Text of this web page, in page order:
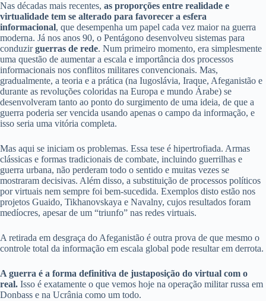
Nas décadas mais recentes, as proporções entre realidade e
virtualidade tem se alterado para favorecer a esfera
informacional, que desempenha um papel cada vez maior na guerra
moderna. Já nos anos 90, o Pentágono desenvolveu sistemas para
conduzirguerras de rede. Num primeiro momento, era simplesmente
uma questão de aumentar a escala e importância dos processos
informacionais nos conflitos militares convencionais. Mas,
gradualmente, a teoria e a prática (na Iugoslávia, Iraque, Afeganistão e
durante as revoluções coloridas na Europa e mundo Árabe) se
desenvolveram tanto ao ponto do surgimento de uma ideia, de que a
guerra poderia ser vencida usando apenas o campo da informação, e
isso seria uma vitória completa.
Mas aqui se iniciam os problemas. Essa tese é hipertrofiada. Armas
clássicas e formas tradicionais de combate, incluindo guerrilhas e
guerra urbana, não perderam todo o sentido e muitas vezes se
mostraram decisivas. Além disso, a substituição de processos políticos
por virtuais nem sempre foi bem-sucedida. Exemplos disto estão nos
projetos Guaido, Tikhanovskaya e Navalny, cujos resultados foram
medíocres, apesar de um “triunfo” nas redes virtuais.
A retirada em desgraça do Afeganistão é outra prova de que mesmo o
controle total da informação em escala global pode resultar em derrota.
A guerra é a forma definitiva de justaposição do virtual com o
real. Isso é exatamente o que vemos hoje na operação militar russa em
Donbass e na Ucrânia como um todo.